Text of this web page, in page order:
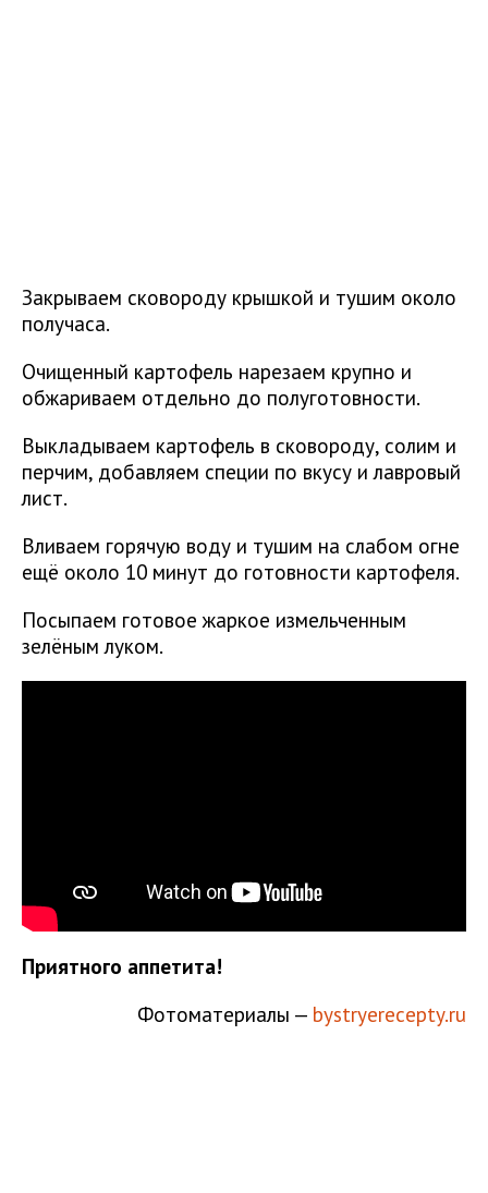
Закрываем сковороду крышкой и тушим около
получаса.
Очищенный картофель нарезаем крупно и
обжариваем отдельно до полуготовности.
Выкладываем картофель в сковороду, солим и
перчим, добавляем специи по вкусу и лавровый
лист.
Вливаем горячую воду и тушим на слабом огне
ещё около 10 минут до готовности картофеля.
Посыпаем готовое жаркое измельченным
зелёным луком.
Приятного аппетита!
Фотоматериалы — bystryerecepty.ru